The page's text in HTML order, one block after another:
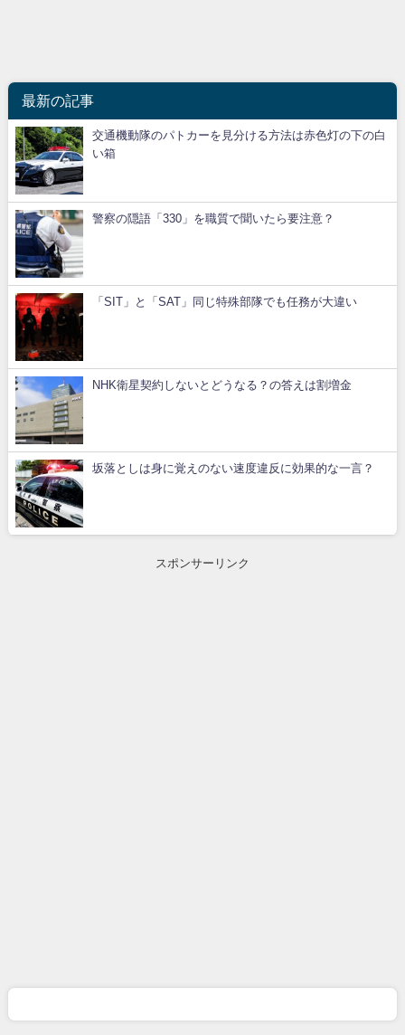
最新の記事
交通機動隊のパトカーを見分ける方法は赤色灯の下の白
い箱
警察の隠語「330」を職質で聞いたら要注意？
「SIT」と「SAT」同じ特殊部隊でも任務が大違い
NHK衛星契約しないとどうなる？の答えは割増金
坂落としは身に覚えのない速度違反に効果的な一言？
スポンサーリンク